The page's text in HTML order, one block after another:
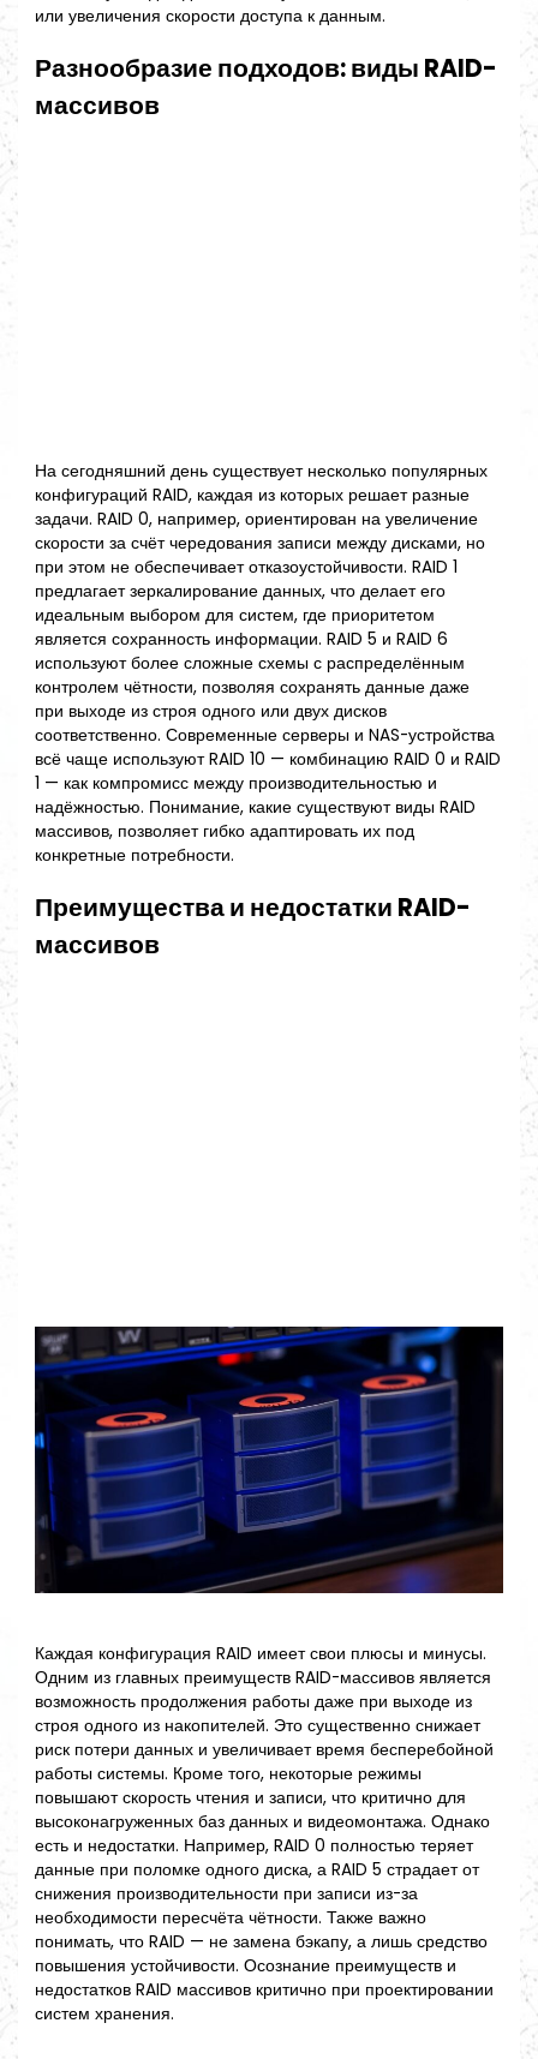
или увеличения скорости доступа к данным.
Разнообразие подходов: виды RAID-
массивов
На сегодняшний день существует несколько популярных
конфигураций RAID, каждая из которых решает разные
задачи. RAID 0, например, ориентирован на увеличение
скорости за счёт чередования записи между дисками, но
при этом не обеспечивает отказоустойчивости. RAID 1
предлагает зеркалирование данных, что делает его
идеальным выбором для систем, где приоритетом
является сохранность информации. RAID 5 и RAID 6
используют более сложные схемы с распределённым
контролем чётности, позволяя сохранять данные даже
при выходе из строя одного или двух дисков
соответственно. Современные серверы и NAS-устройства
всё чаще используют RAID 10 — комбинацию RAID 0 и RAID
1 — как компромисс между производительностью и
надёжностью. Понимание, какие существуют виды RAID
массивов, позволяет гибко адаптировать их под
конкретные потребности.
Преимущества и недостатки RAID-
массивов
Каждая конфигурация RAID имеет свои плюсы и минусы.
Одним из главных преимуществ RAID-массивов является
возможность продолжения работы даже при выходе из
строя одного из накопителей. Это существенно снижает
риск потери данных и увеличивает время бесперебойной
работы системы. Кроме того, некоторые режимы
повышают скорость чтения и записи, что критично для
высоконагруженных баз данных и видеомонтажа. Однако
есть и недостатки. Например, RAID 0 полностью теряет
данные при поломке одного диска, а RAID 5 страдает от
снижения производительности при записи из-за
необходимости пересчёта чётности. Также важно
понимать, что RAID — не замена бэкапу, а лишь средство
повышения устойчивости. Осознание преимуществ и
недостатков RAID массивов критично при проектировании
систем хранения.